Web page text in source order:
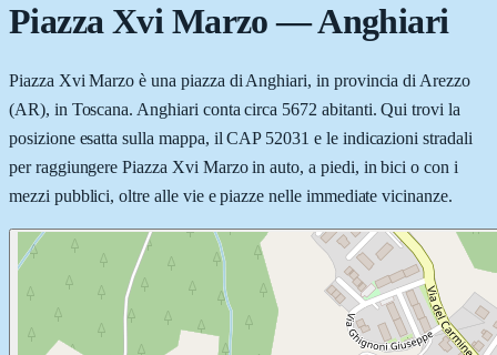
Piazza Xvi Marzo—Anghiari
Piazza Xvi Marzo è una piazza di Anghiari, in provincia di Arezzo
(AR), in Toscana. Anghiari conta circa 5672 abitanti. Qui trovi la
posizione esatta sulla mappa, il CAP 52031 e le indicazioni stradali
per raggiungere Piazza Xvi Marzo in auto, a piedi, in bici o con i
mezzi pubblici, oltre alle vie e piazze nelle immediate vicinanze.